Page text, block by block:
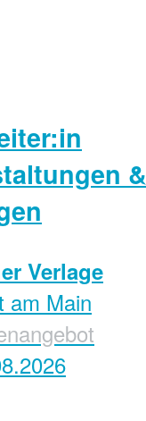
&
Verlage
am Main